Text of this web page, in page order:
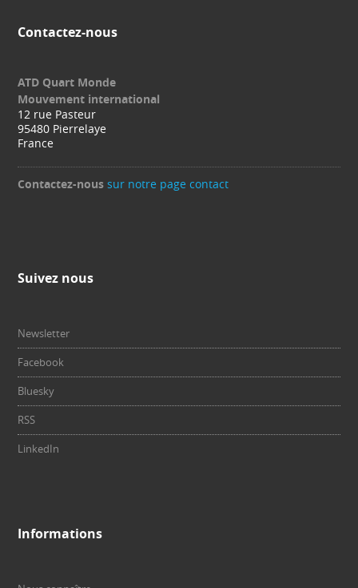
Contactez-nous
ATD Quart Monde
Mouvement international
12 rue Pasteur
95480 Pierrelaye
France
Contactez-nous sur notre page contact
Suivez nous
Newsletter
Facebook
Bluesky
RSS
LinkedIn
Informations